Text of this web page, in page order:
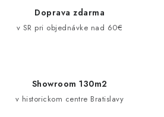
Doprava zdarma
v SR pri objednávke nad 60€
Showroom 130m2
v historickom centre Bratislavy